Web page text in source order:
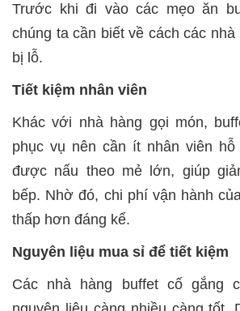
Trước khi đi vào các mẹo ăn
chúng ta cần biết về cách các nhà
bị lỗ.
Tiết kiệm nhân viên
Khác với nhà hàng gọi món,
phục vụ nên cần ít nhân viên
được nấu theo mẻ lớn, giúp
bếp. Nhờ đó, chi phí vận hành
thấp hơn đáng kể.
Nguyên liệu mua sỉ để tiết kiệm
Các nhà hàng buffet cố gắng